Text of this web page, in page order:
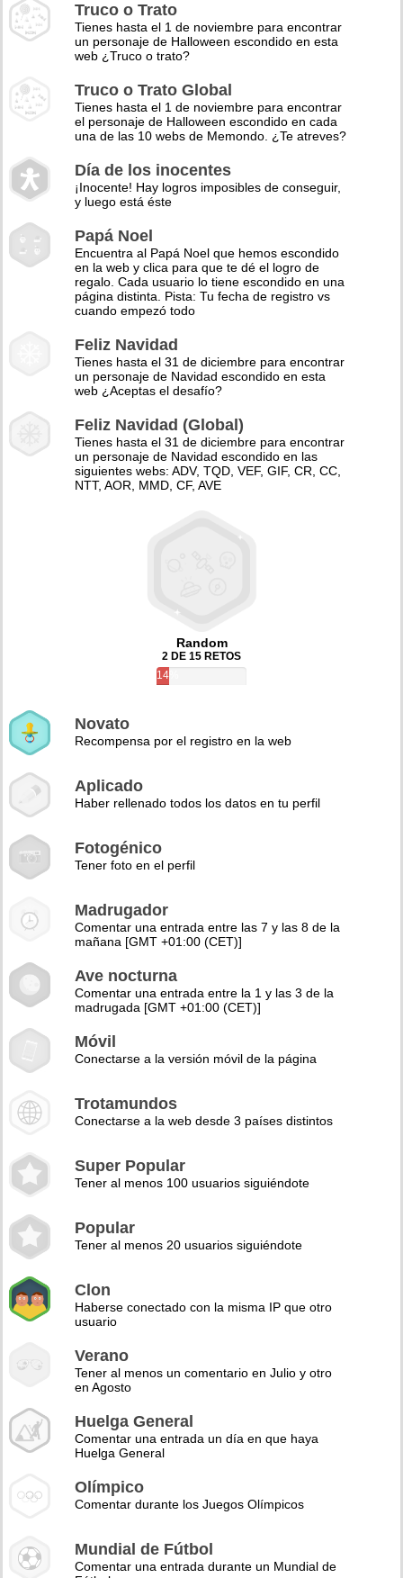
Truco o Trato
Tienes hasta el 1 de noviembre para encontrar
un personaje de Halloween escondido en esta
web ¿Truco o trato?
Truco o Trato Global
Tienes hasta el 1 de noviembre para encontrar
el personaje de Halloween escondido en cada
una de las 10 webs de Memondo. ¿Te atreves?
Día de los inocentes
¡Inocente! Hay logros imposibles de conseguir,
y luego está éste
Papá Noel
Encuentra al Papá Noel que hemos escondido
en la web y clica para que te dé el logro de
regalo. Cada usuario lo tiene escondido en una
página distinta. Pista: Tu fecha de registro vs
cuando empezó todo
Feliz Navidad
Tienes hasta el 31 de diciembre para encontrar
un personaje de Navidad escondido en esta
web ¿Aceptas el desafío?
Feliz Navidad (Global)
Tienes hasta el 31 de diciembre para encontrar
un personaje de Navidad escondido en las
siguientes webs: ADV, TQD, VEF, GIF, CR, CC,
NTT, AOR, MMD, CF, AVE
Random
2 DE 15 RETOS
14%
Novato
Recompensa por el registro en la web
Aplicado
Haber rellenado todos los datos en tu perfil
Fotogénico
Tener foto en el perfil
Madrugador
Comentar una entrada entre las 7 y las 8 de la
mañana [GMT +01:00 (CET)]
Ave nocturna
Comentar una entrada entre la 1 y las 3 de la
madrugada [GMT +01:00 (CET)]
Móvil
Conectarse a la versión móvil de la página
Trotamundos
Conectarse a la web desde 3 países distintos
Super Popular
Tener al menos 100 usuarios siguiéndote
Popular
Tener al menos 20 usuarios siguiéndote
Clon
Haberse conectado con la misma IP que otro
usuario
Verano
Tener al menos un comentario en Julio y otro
en Agosto
Huelga General
Comentar una entrada un día en que haya
Huelga General
Olímpico
Comentar durante los Juegos Olímpicos
Mundial de Fútbol
Comentar una entrada durante un Mundial de